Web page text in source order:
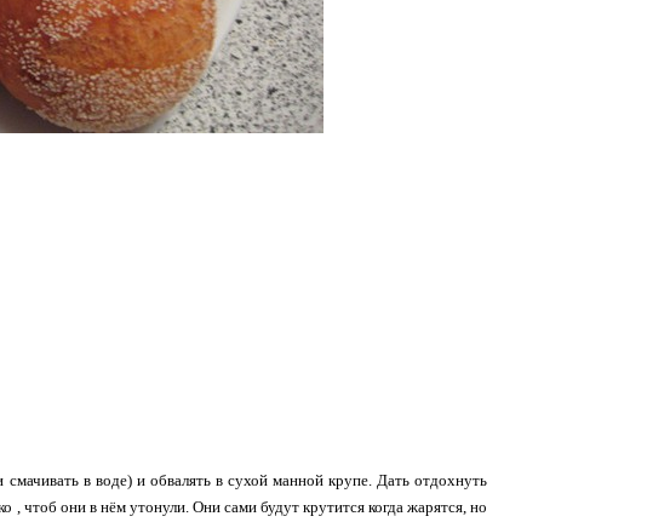
в воде) и обвалять в сухой манной крупе. Дать отдохнуть
чтоб они в нём утонули. Они сами будут крутится когда жарятся, но